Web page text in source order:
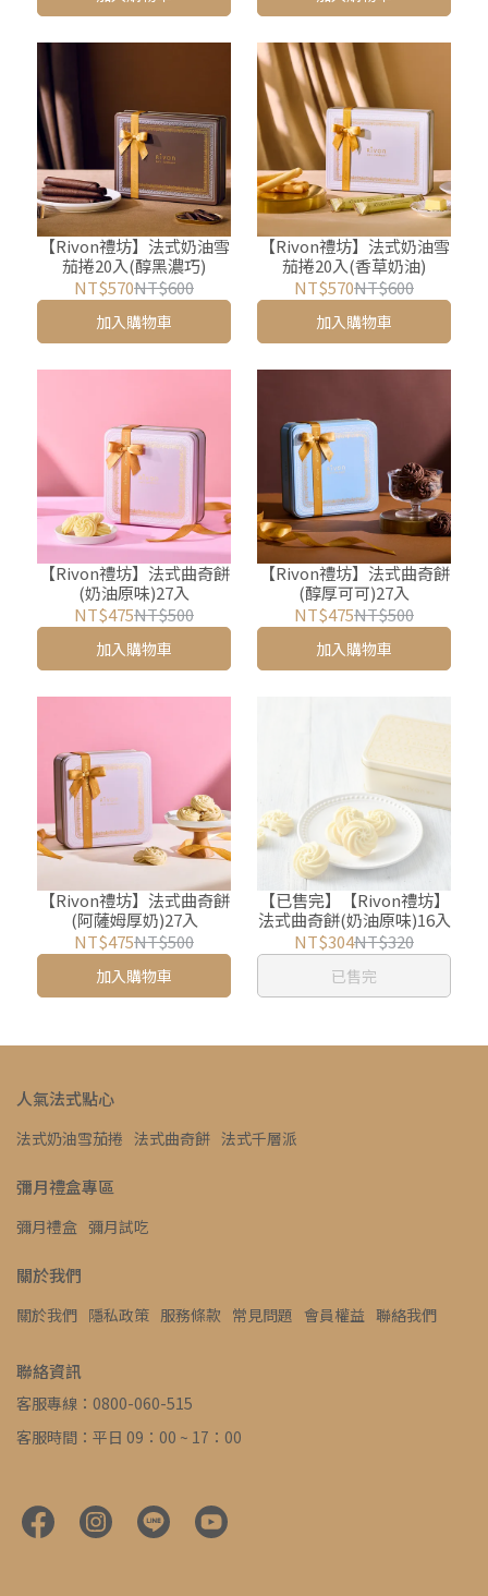
【Rivon禮坊】法式奶油雪
茄捲20入(醇黑濃巧)
NT$570NT$600
加入購物車
【Rivon禮坊】法式奶油雪
茄捲20入(香草奶油)
NT$570NT$600
加入購物車
【Rivon禮坊】法式曲奇餅
(奶油原味)27入
NT$475NT$500
加入購物車
【Rivon禮坊】法式曲奇餅
(醇厚可可)27入
NT$475NT$500
加入購物車
【Rivon禮坊】法式曲奇餅
(阿薩姆厚奶)27入
NT$475NT$500
加入購物車
【已售完】【Rivon禮坊】
法式曲奇餅(奶油原味)16入
NT$304NT$320
已售完
人氣法式點心
法式奶油雪茄捲 法式曲奇餅 法式千層派
彌月禮盒專區
彌月禮盒 彌月試吃
關於我們
關於我們 隱私政策 服務條款 常見問題 會員權益 聯絡我們
聯絡資訊
客服專線：0800-060-515
客服時間：平日 09：00 ~ 17：00